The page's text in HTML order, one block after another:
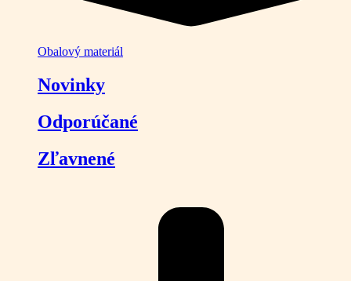
Obalový materiál
Novinky
Odporúčané
Zľavnené